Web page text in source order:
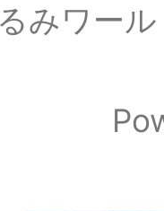
みワー